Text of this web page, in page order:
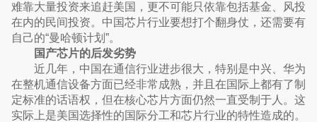
难靠大量投资来追赶美国，更不可能只依靠包括基金、风投
在内的民间投资。中国芯片行业要想打个翻身仗，还需要有
自己的“曼哈顿计划”。
国产芯片的后发劣势
近几年，中国在通信行业进步很大，特别是中兴、华为
在整机通信设备方面已经非常成熟，并且在国际上都有了制
定标准的话语权，但在核心芯片方面仍然一直受制于人。这
实际上是美国选择性的国际分工和芯片行业的特性造成的。